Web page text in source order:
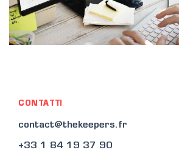
CONTATTI
contact@thekeepers.fr
+33 1 84 19 37 90